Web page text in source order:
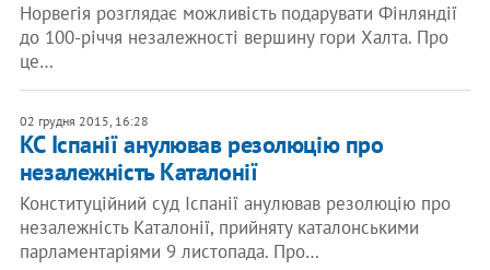
Норвегія розглядає можливість подарувати Фінляндії
до 100-річчя незалежності вершину гори Халта. Про
це…
02 грудня 2015, 16:28
КС Іспанії анулював резолюцію про
незалежність Каталонії
Конституційний суд Іспанії анулював резолюцію про
незалежність Каталонії, прийняту каталонськими
парламентаріями 9 листопада. Про…